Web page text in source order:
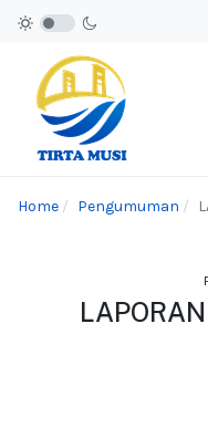
Home Pengumuman